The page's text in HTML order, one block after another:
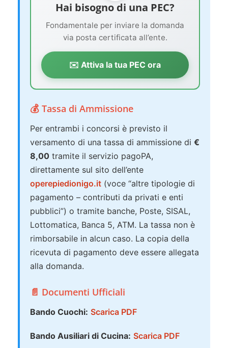
Hai bisogno di una PEC?
Fondamentale per inviare la domanda
via posta certificata all’ente.
✉️ Attiva la tua PEC ora
💰 Tassa di Ammissione
Per entrambi i concorsi è previsto il
versamento di una tassa di ammissione di €
8,00 tramite il servizio pagoPA,
direttamente sul sito dell’ente
operepiedionigo.it (voce “altre tipologie di
pagamento – contributi da privati e enti
pubblici”) o tramite banche, Poste, SISAL,
Lottomatica, Banca 5, ATM. La tassa non è
rimborsabile in alcun caso. La copia della
ricevuta di pagamento deve essere allegata
alla domanda.
📄 Documenti Ufficiali
Bando Cuochi: Scarica PDF
Bando Ausiliari di Cucina: Scarica PDF